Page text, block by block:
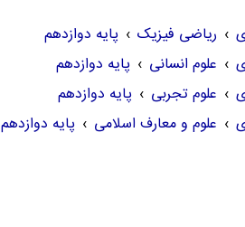
› ریاضی فیزیک › پایه دوازدهم
› علوم انسانی › پایه دوازدهم
› علوم تجربی › پایه دوازدهم
› علوم و معارف اسلامی › پایه دوازدهم